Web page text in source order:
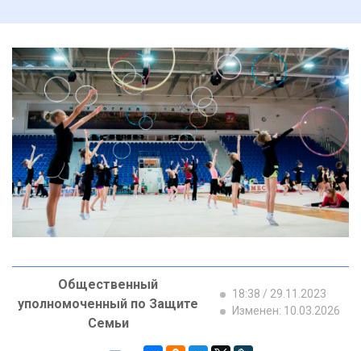
Общественный
уполномоченный по Защите
Семьи
18:38 / 29.11.2023
Изменен: 10.03.2026